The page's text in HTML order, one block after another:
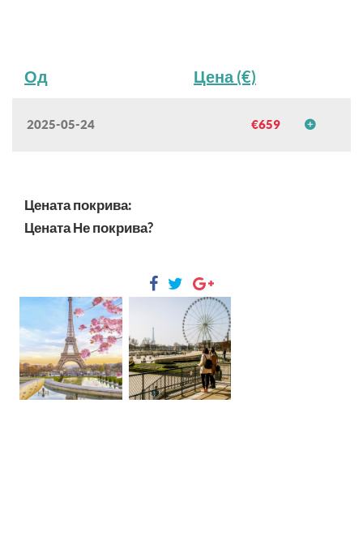
Од Цена (€)
2025-05-24 €659
Цената покрива:
Цената Не покрива?